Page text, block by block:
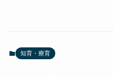
知育・療育